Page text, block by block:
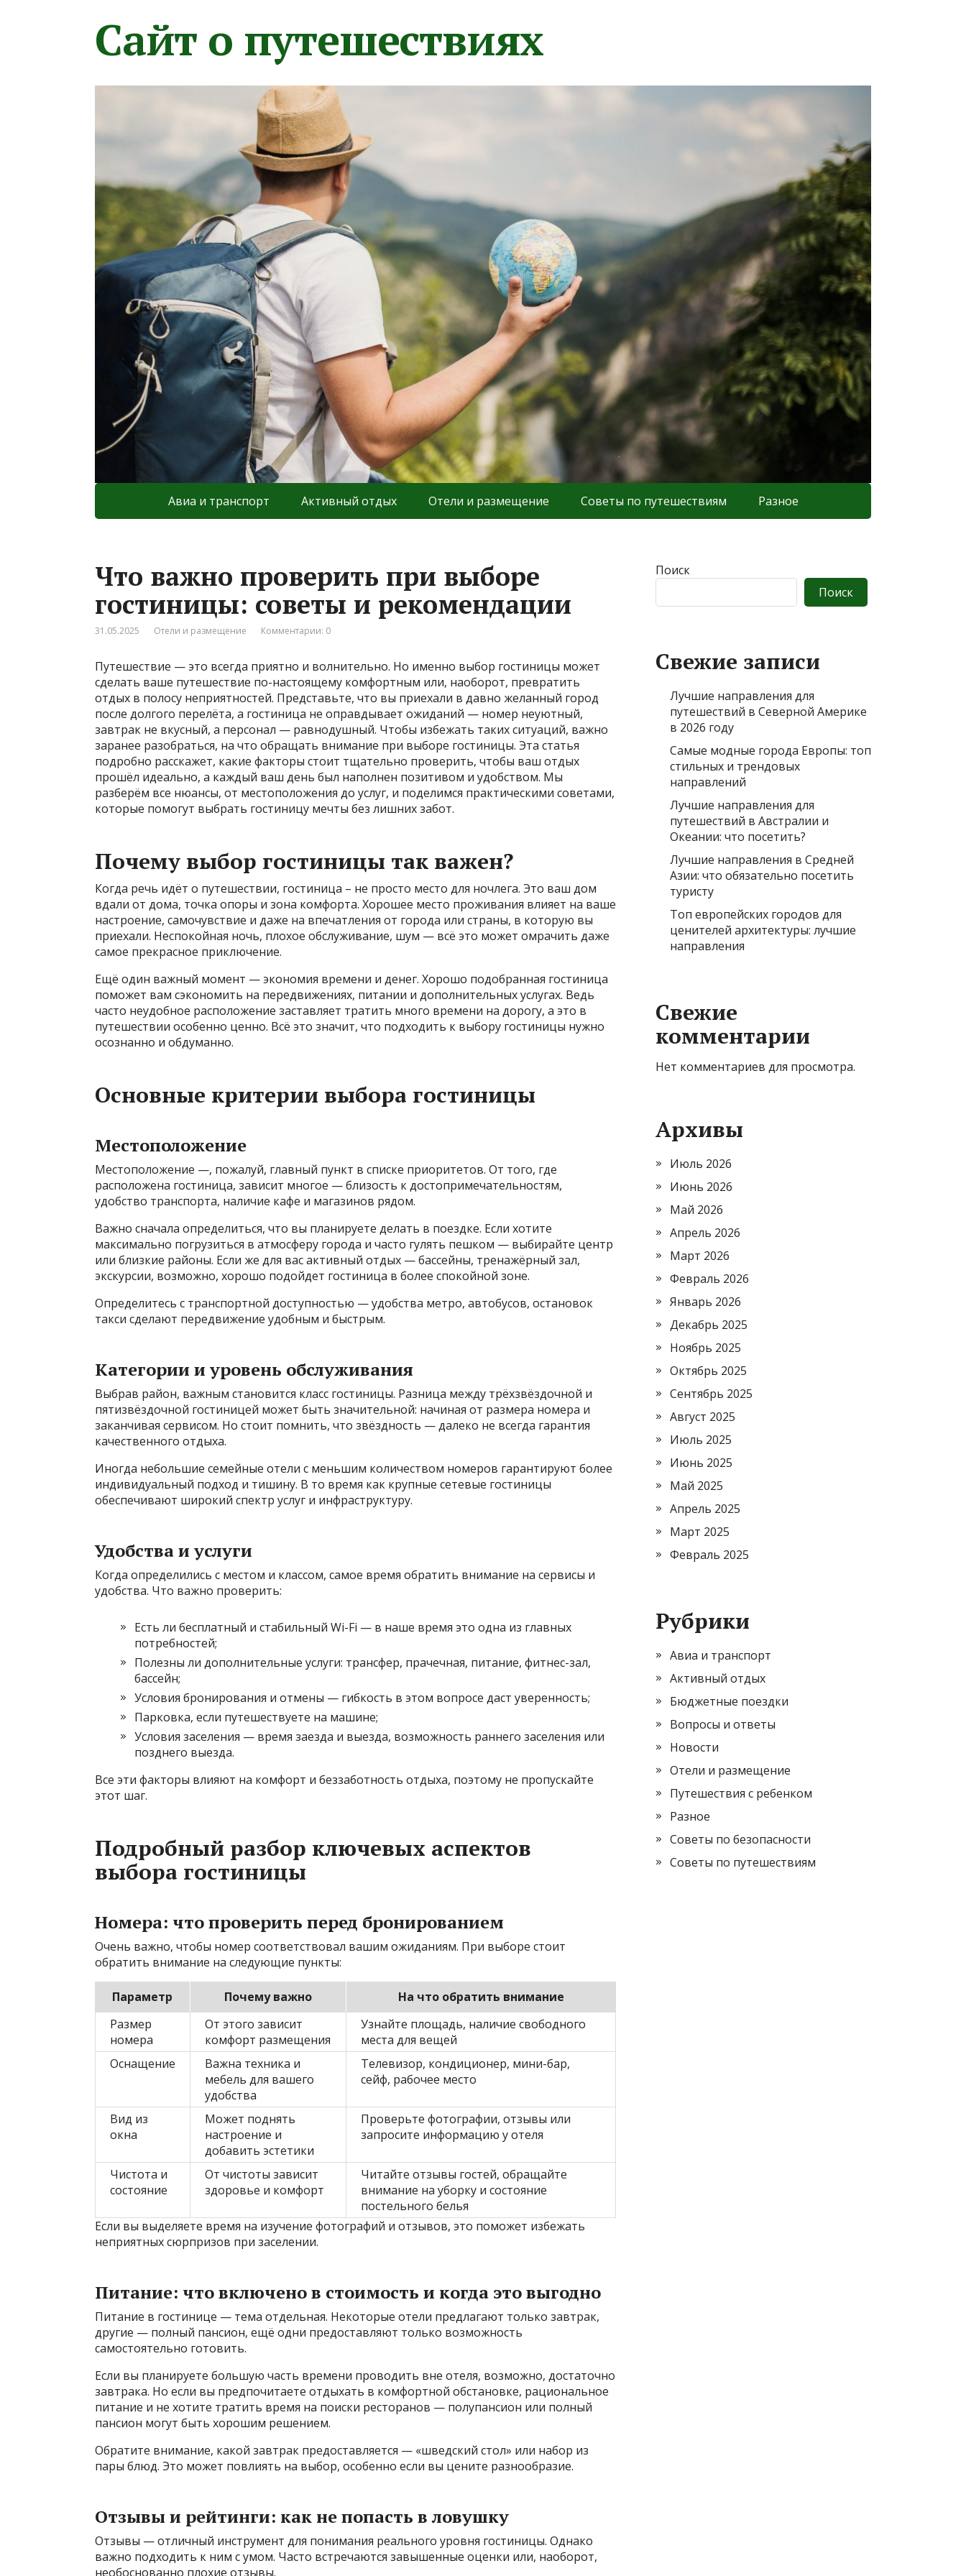
Сайт о путешествиях
Авиа и транспорт Активный отдых Отели и размещение Советы по путешествиям Разное
Что важно проверить при выборе
гостиницы: советы и рекомендации
31.05.2025 Отели и размещение Комментарии: 0
Путешествие — это всегда приятно и волнительно. Но именно выбор гостиницы может
сделать ваше путешествие по-настоящему комфортным или, наоборот, превратить
отдых в полосу неприятностей. Представьте, что вы приехали в давно желанный город
после долгого перелёта, а гостиница не оправдывает ожиданий — номер неуютный,
завтрак не вкусный, а персонал — равнодушный. Чтобы избежать таких ситуаций, важно
заранее разобраться, на что обращать внимание при выборе гостиницы. Эта статья
подробно расскажет, какие факторы стоит тщательно проверить, чтобы ваш отдых
прошёл идеально, а каждый ваш день был наполнен позитивом и удобством. Мы
разберём все нюансы, от местоположения до услуг, и поделимся практическими советами,
которые помогут выбрать гостиницу мечты без лишних забот.
Почему выбор гостиницы так важен?
Когда речь идёт о путешествии, гостиница – не просто место для ночлега. Это ваш дом
вдали от дома, точка опоры и зона комфорта. Хорошее место проживания влияет на ваше
настроение, самочувствие и даже на впечатления от города или страны, в которую вы
приехали. Неспокойная ночь, плохое обслуживание, шум — всё это может омрачить даже
самое прекрасное приключение.
Ещё один важный момент — экономия времени и денег. Хорошо подобранная гостиница
поможет вам сэкономить на передвижениях, питании и дополнительных услугах. Ведь
часто неудобное расположение заставляет тратить много времени на дорогу, а это в
путешествии особенно ценно. Всё это значит, что подходить к выбору гостиницы нужно
осознанно и обдуманно.
Основные критерии выбора гостиницы
Местоположение
Местоположение —, пожалуй, главный пункт в списке приоритетов. От того, где
расположена гостиница, зависит многое — близость к достопримечательностям,
удобство транспорта, наличие кафе и магазинов рядом.
Важно сначала определиться, что вы планируете делать в поездке. Если хотите
максимально погрузиться в атмосферу города и часто гулять пешком — выбирайте центр
или близкие районы. Если же для вас активный отдых — бассейны, тренажёрный зал,
экскурсии, возможно, хорошо подойдет гостиница в более спокойной зоне.
Определитесь с транспортной доступностью — удобства метро, автобусов, остановок
такси сделают передвижение удобным и быстрым.
Категории и уровень обслуживания
Выбрав район, важным становится класс гостиницы. Разница между трёхзвёздочной и
пятизвёздочной гостиницей может быть значительной: начиная от размера номера и
заканчивая сервисом. Но стоит помнить, что звёздность — далеко не всегда гарантия
качественного отдыха.
Иногда небольшие семейные отели с меньшим количеством номеров гарантируют более
индивидуальный подход и тишину. В то время как крупные сетевые гостиницы
обеспечивают широкий спектр услуг и инфраструктуру.
Удобства и услуги
Когда определились с местом и классом, самое время обратить внимание на сервисы и
удобства. Что важно проверить:
Есть ли бесплатный и стабильный Wi-Fi — в наше время это одна из главных
потребностей;
Полезны ли дополнительные услуги: трансфер, прачечная, питание, фитнес-зал,
бассейн;
Условия бронирования и отмены — гибкость в этом вопросе даст уверенность;
Парковка, если путешествуете на машине;
Условия заселения — время заезда и выезда, возможность раннего заселения или
позднего выезда.
Все эти факторы влияют на комфорт и беззаботность отдыха, поэтому не пропускайте
этот шаг.
Подробный разбор ключевых аспектов
выбора гостиницы
Номера: что проверить перед бронированием
Очень важно, чтобы номер соответствовал вашим ожиданиям. При выборе стоит
обратить внимание на следующие пункты:
Параметр Почему важно
На что обратить внимание
Размер
номера
От этого зависит
комфорт размещения
Узнайте площадь, наличие свободного
места для вещей
Оснащение
Важна техника и
мебель для вашего
удобства
Телевизор, кондиционер, мини-бар,
сейф, рабочее место
Вид из
окна
Может поднять
настроение и
добавить эстетики
Проверьте фотографии, отзывы или
запросите информацию у отеля
Чистота и
состояние
От чистоты зависит
здоровье и комфорт
Читайте отзывы гостей, обращайте
внимание на уборку и состояние
постельного белья
Если вы выделяете время на изучение фотографий и отзывов, это поможет избежать
неприятных сюрпризов при заселении.
Питание: что включено в стоимость и когда это выгодно
Питание в гостинице — тема отдельная. Некоторые отели предлагают только завтрак,
другие — полный пансион, ещё одни предоставляют только возможность
самостоятельно готовить.
Если вы планируете большую часть времени проводить вне отеля, возможно, достаточно
завтрака. Но если вы предпочитаете отдыхать в комфортной обстановке, рациональное
питание и не хотите тратить время на поиски ресторанов — полупансион или полный
пансион могут быть хорошим решением.
Обратите внимание, какой завтрак предоставляется — «шведский стол» или набор из
пары блюд. Это может повлиять на выбор, особенно если вы цените разнообразие.
Отзывы и рейтинги: как не попасть в ловушку
Отзывы — отличный инструмент для понимания реального уровня гостиницы. Однако
важно подходить к ним с умом. Часто встречаются завышенные оценки или, наоборот,
необоснованно плохие отзывы.
Поиск
Поиск
Свежие записи
Лучшие направления для
путешествий в Северной Америке
в 2026 году
Самые модные города Европы: топ
стильных и трендовых
направлений
Лучшие направления для
путешествий в Австралии и
Океании: что посетить?
Лучшие направления в Средней
Азии: что обязательно посетить
туристу
Топ европейских городов для
ценителей архитектуры: лучшие
направления
Свежие
комментарии
Нет комментариев для просмотра.
Архивы
Июль 2026
Июнь 2026
Май 2026
Апрель 2026
Март 2026
Февраль 2026
Январь 2026
Декабрь 2025
Ноябрь 2025
Октябрь 2025
Сентябрь 2025
Август 2025
Июль 2025
Июнь 2025
Май 2025
Апрель 2025
Март 2025
Февраль 2025
Рубрики
Авиа и транспорт
Активный отдых
Бюджетные поездки
Вопросы и ответы
Новости
Отели и размещение
Путешествия с ребенком
Разное
Советы по безопасности
Советы по путешествиям